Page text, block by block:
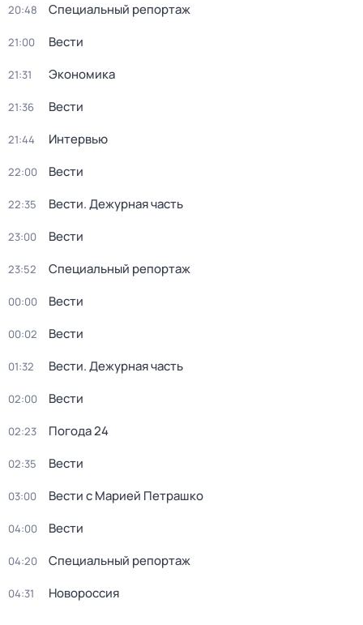
20:48 Специальный репортаж
21:00 Вести
21:31 Экономика
21:36 Вести
21:44 Интервью
22:00 Вести
22:35 Вести. Дежурная часть
23:00 Вести
23:52 Специальный репортаж
00:00 Вести
00:02 Вести
01:32 Вести. Дежурная часть
02:00 Вести
02:23 Погода 24
02:35 Вести
03:00 Вести с Марией Петрашко
04:00 Вести
04:20 Специальный репортаж
04:31 Новороссия